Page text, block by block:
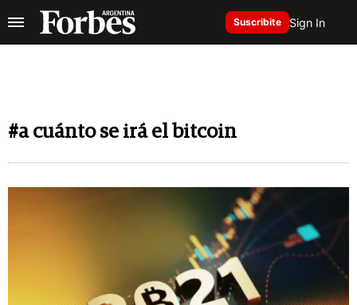
Suscribite Sign In
#a cuánto se irá el bitcoin